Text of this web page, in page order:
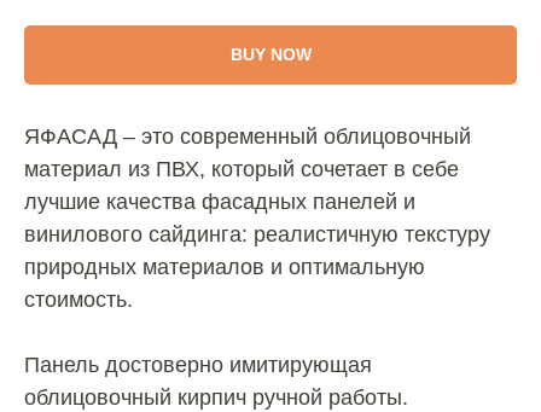
BUY NOW
ЯФАСАД – это современный облицовочный
материал из ПВХ, который сочетает в себе
лучшие качества фасадных панелей и
винилового сайдинга: реалистичную текстуру
природных материалов и оптимальную
стоимость.
Панель достоверно имитирующая
облицовочный кирпич ручной работы.